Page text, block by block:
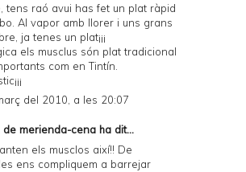
tens raó avui has fet un plat ràpid
Al vapor amb llorer i uns grans
ja tenes un plat¡¡¡
els musclus són plat tradicional
com en Tintín.
del 2010, a les 20:07
de merienda-cena ha dit...
els musclos així!! De
ens compliquem a barrejar